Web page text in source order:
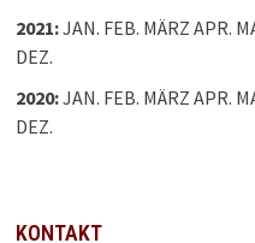
2021:JAN. FEB. MÄRZ APR.
DEZ.
2020:JAN. FEB. MÄRZ APR.
DEZ.
KONTAKT